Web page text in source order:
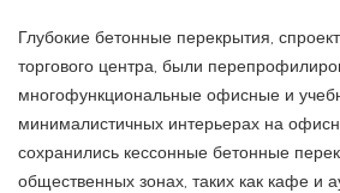
Глубокие бетонные перекрытия,
торгового центра, были
многофункциональные офисные и
минималистичных интерьерах на
сохранились кессонные бетонные
общественных зонах, таких как кафе и